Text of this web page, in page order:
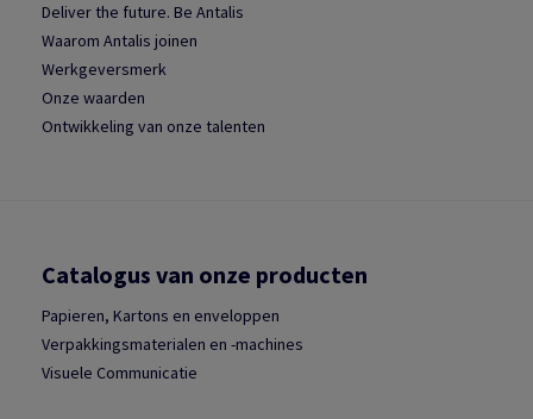
Deliver the future. Be Antalis
Waarom Antalis joinen
Werkgeversmerk
Onze waarden
Ontwikkeling van onze talenten
Catalogus van onze producten
Papieren, Kartons en enveloppen
Verpakkingsmaterialen en -machines
Visuele Communicatie